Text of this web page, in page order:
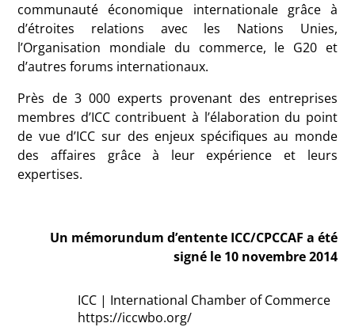
communauté économique internationale grâce à
d’étroites relations avec les Nations Unies,
l’Organisation mondiale du commerce, le G20 et
d’autres forums internationaux.
Près de 3 000 experts provenant des entreprises
membres d’ICC contribuent à l’élaboration du point
de vue d’ICC sur des enjeux spécifiques au monde
des affaires grâce à leur expérience et leurs
expertises.
Un mémorundum d’entente ICC/CPCCAF a été
signé le 10 novembre 2014
ICC | International Chamber of Commerce
https://iccwbo.org/